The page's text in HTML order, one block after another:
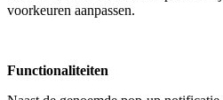
voorkeuren aanpassen.
Functionaliteiten